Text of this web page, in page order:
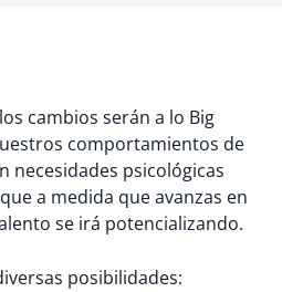
cambios serán a lo Big
comportamientos de
necesidades psicológicas
a medida que avanzas en
se irá potencializando.
posibilidades: